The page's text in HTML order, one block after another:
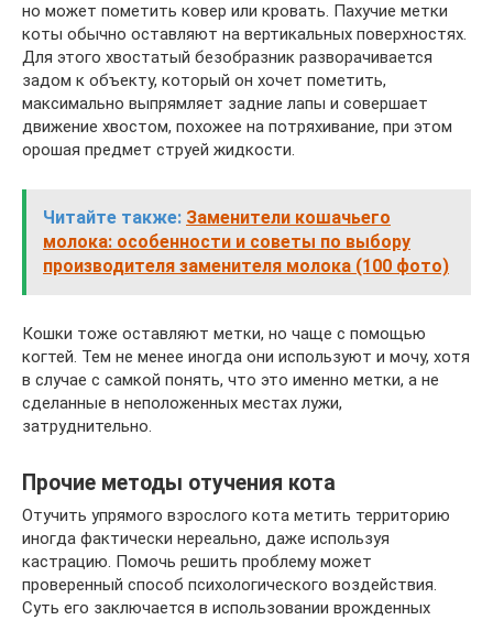
но может пометить ковер или кровать. Пахучие метки
коты обычно оставляют на вертикальных поверхностях.
Для этого хвостатый безобразник разворачивается
задом к объекту, который он хочет пометить,
максимально выпрямляет задние лапы и совершает
движение хвостом, похожее на потряхивание, при этом
орошая предмет струей жидкости.
Читайте также: Заменители кошачьего
молока: особенности и советы по выбору
производителя заменителя молока (100 фото)
Кошки тоже оставляют метки, но чаще с помощью
когтей. Тем не менее иногда они используют и мочу, хотя
в случае с самкой понять, что это именно метки, а не
сделанные в неположенных местах лужи,
затруднительно.
Прочие методы отучения кота
Отучить упрямого взрослого кота метить территорию
иногда фактически нереально, даже используя
кастрацию. Помочь решить проблему может
проверенный способ психологического воздействия.
Суть его заключается в использовании врожденных